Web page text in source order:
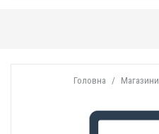
Головна Магазини